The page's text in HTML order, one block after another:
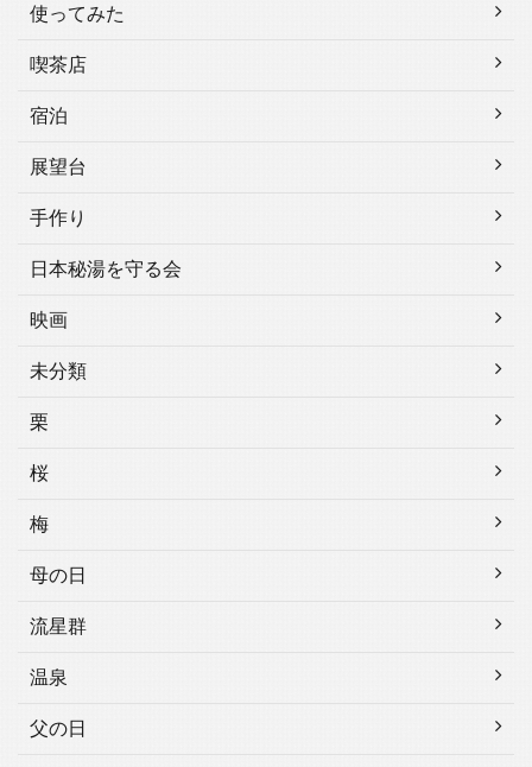
使ってみた
喫茶店
宿泊
展望台
手作り
日本秘湯を守る会
映画
未分類
栗
桜
梅
母の日
流星群
温泉
父の日